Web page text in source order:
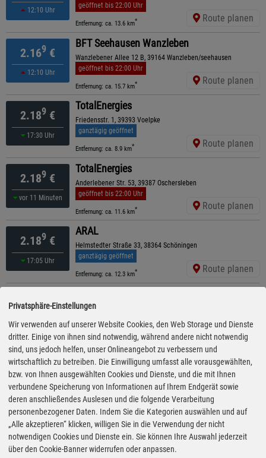
12:10 Uhr
geöffnet bis 22:00 Uhr
Entfernung: ca. 13.6 km* Route planen
2.169 €
12:10 Uhr
BFT Seehausen Wanzleben
Wanzlebener Allee 12 B, 39164 Wanzleben/seehausen
geöffnet bis 22:00 Uhr
Entfernung: ca. 15.7 km* Route planen
2.189 €
17:30 Uhr
TotalEnergies
Friedensstr. 1, 39393 Voelpke
ganztägig geöffnet
Entfernung: ca. 8.9 km* Route planen
2.189 €
vor 11 Minuten
TotalEnergies
Anderlebener Str. 53, 39387 Oschersleben
geöffnet bis 22:00 Uhr
Entfernung: ca. 11.6 km* Route planen
2.189 €
17:05 Uhr
ARAL
Helmstedter Straße 33, 38364 Schöningen
ganztägig geöffnet
Entfernung: ca. 12.3 km* Route planen
2.199 €
15:30 Uhr
Thälmannstr. 29, 39393 Ausleben
ganztägig geöffnet
kürzeste Anfahrt
Entfernung: ca. 3.7 km * Route planen
2.199€
30.07.26 12:05
Uhr
Freie Tankstelle Kühling Transporte
Schermcker Str. 45, 39387 Oschersleben
geöffnet bis 20:00 Uhr
Entfernung: ca. 11.3 km* Route planen
2.199€
15:30 Uhr
Raiffeisen
Anderslebener Str. 107, 39387 Oschersleben
ganztägig geöffnet
Privatsphäre-Einstellungen
Wir verwenden auf unserer Website Cookies, den Web Storage und Dienste
dritter. Einige von ihnen sind notwendig, während andere nicht notwendig
sind, uns jedoch helfen, unser Onlineangebot zu verbessern und
wirtschaftlich zu betreiben. Die Einwilligung umfasst alle vorausgewählten,
bzw. von Ihnen ausgewählten Cookies und Dienste, und die mit Ihnen
verbundene Speicherung von Informationen auf Ihrem Endgerät sowie
deren anschließendes Auslesen und die folgende Verarbeitung
personenbezogener Daten. Indem Sie die Kategorien auswählen und auf
„Alle akzeptieren“ klicken, willigen Sie in die Verwendung der nicht
notwendigen Cookies und Dienste ein. Sie können Ihre Auswahl jederzeit
über den Cookie-Banner widerrufen oder anpassen.